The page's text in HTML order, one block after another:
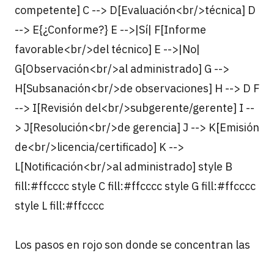
competente] C --> D[Evaluación<br/>técnica] D
--> E{¿Conforme?} E -->|Sí| F[Informe
favorable<br/>del técnico] E -->|No|
G[Observación<br/>al administrado] G -->
H[Subsanación<br/>de observaciones] H --> D F
--> I[Revisión del<br/>subgerente/gerente] I --
> J[Resolución<br/>de gerencia] J --> K[Emisión
de<br/>licencia/certificado] K -->
L[Notificación<br/>al administrado] style B
fill:#ffcccc style C fill:#ffcccc style G fill:#ffcccc
style L fill:#ffcccc
Los pasos en rojo son donde se concentran las